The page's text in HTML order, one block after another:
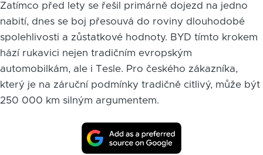
Zatímco před lety se řešil primárně dojezd na jedno
nabití, dnes se boj přesouvá do roviny dlouhodobé
spolehlivosti a zůstatkové hodnoty. BYD tímto krokem
hází rukavici nejen tradičním evropským
automobilkám, ale i Tesle. Pro českého zákazníka,
který je na záruční podmínky tradičně citlivý, může být
250 000 km silným argumentem.